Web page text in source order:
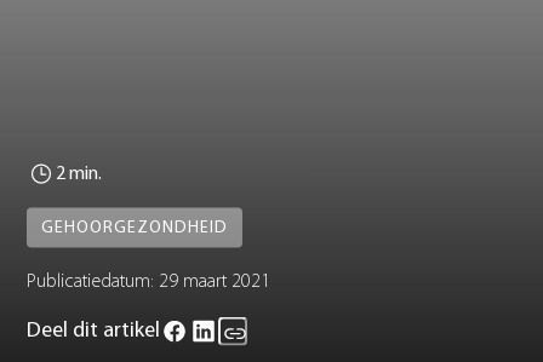
2 min.
GEHOORGEZONDHEID
Publicatiedatum: 29 maart 2021
Deel dit artikel